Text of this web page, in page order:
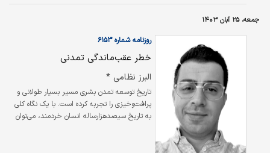
جمعه، ۲۵ آبان ۱۴۰۳
روزنامه شماره ۶۱۵۳
خطر عقب‌ماندگی تمدنی
البرز نظامی *
تاریخ توسعه تمدن بشری مسیر بسیار طولانی و
پرافت‌‌وخیزی را تجربه کرده ‌است. با یک نگاه کلی
به تاریخ سیصدهزارساله انسان خردمند، می‌توان